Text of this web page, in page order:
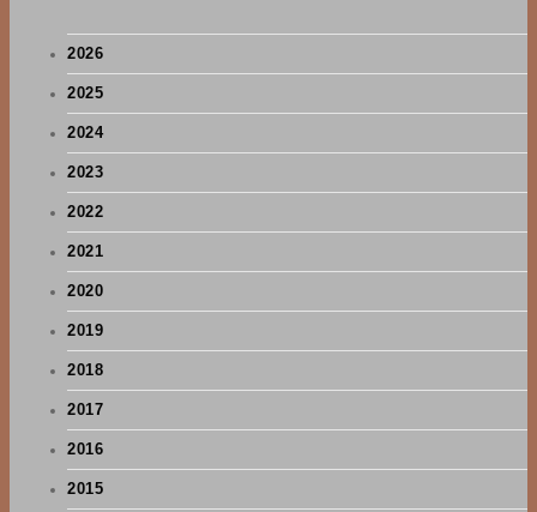
2026
2025
2024
2023
2022
2021
2020
2019
2018
2017
2016
2015